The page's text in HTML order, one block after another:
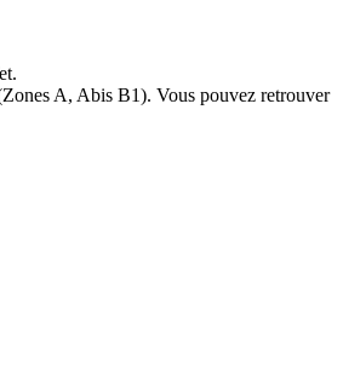
A, Abis B1). Vous pouvez retrouver